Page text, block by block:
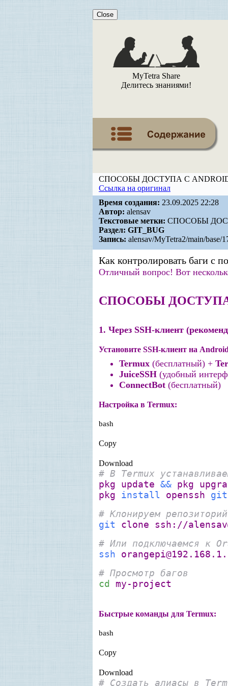
Close
MyTetra Share
Делитесь знаниями!
СПОСОБЫ ДОСТУПА С
Ссылка на оригинал
Время создания: 23.09.2025 22:28
Автор: alensav
Текстовые метки: СПОСОБЫ
Раздел: GIT_BUG
Запись: alensav/MyTetra2/main/base/
Как контролировать баги с
Отличный вопрос! Вот
СПОСОБЫ ДОСТУПА
1. Через SSH-клиент
Установите SSH-клиент на
Termux (бесплатный) +
JuiceSSH (удобный
ConnectBot (бесплатный)
Настройка в Termux:
bash
Copy
Download
# В Termux
pkg update && pkg
pkg install openssh git
# Клонируем репозиторий
git clone ssh://
# Или подключаемся к
ssh
# Просмотр багов
cd
my-project
Быстрые команды для Termux:
bash
Copy
Download
# Создать алиасы в